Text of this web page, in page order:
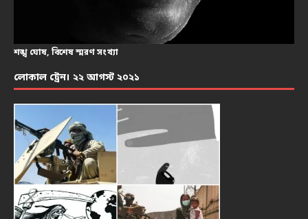
শঙ্খ ঘোষ, বিশেষ স্মরণ সংখ্যা
লোকাল ট্রেন। ২২ আগস্ট ২০২১